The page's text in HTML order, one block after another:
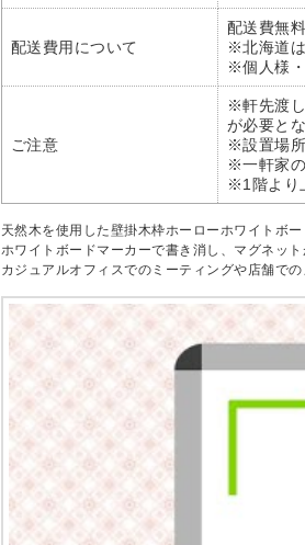
配送費用について
配送費無料
※北海道
※個人様
ご注意
※軒先渡
が必要と
※設置場
※一軒家
※1階より
天然木を使用した壁掛木枠ホーローホワイトボー
ホワイトボードマーカーで書き消し、マグネット
カジュアルオフィスでのミーティングや店舗での